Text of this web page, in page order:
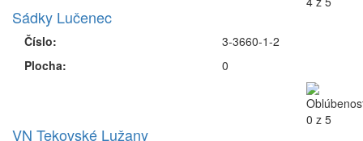
Sádky Lučenec
Číslo:
Plocha:
3-3660-1-2
0
VN Tekovské Lužany